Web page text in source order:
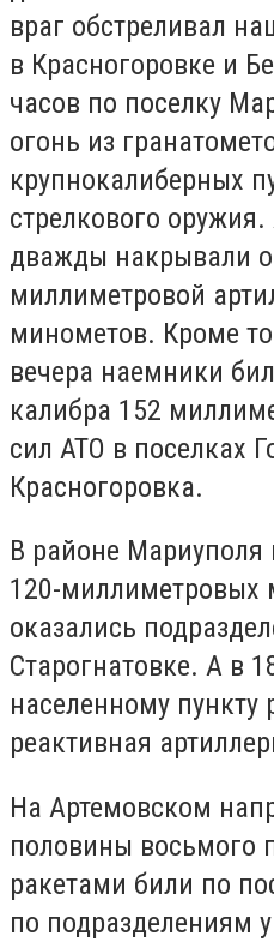
враг обстреливал
в Красногоровке и
часов по поселку
огонь из
крупнокалиберных
стрелкового
дважды накрывали
миллиметровой
минометов. Кроме
вечера наемники
калибра 152
сил АТО в поселках
Красногоровка.
В районе Мариуполя
120-миллиметровых
оказались
Старогнатовке. А в
населенному пункту
реактивная
На Артемовском
половины восьмого
ракетами били по
по подразделениям